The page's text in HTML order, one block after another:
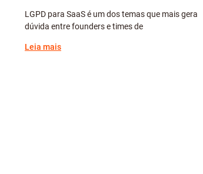
LGPD para SaaS é um dos temas que mais gera
dúvida entre founders e times de
Leia mais